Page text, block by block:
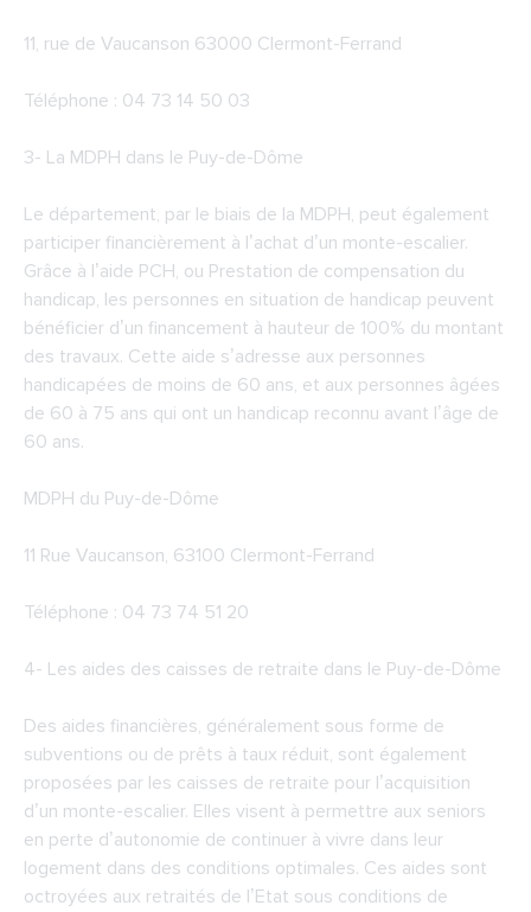
11, rue de Vaucanson 63000 Clermont-Ferrand
Téléphone : 04 73 14 50 03
3- La MDPH dans le Puy-de-Dôme
Le département, par le biais de la MDPH, peut également
participer financièrement à l’achat d’un monte-escalier.
Grâce à l’aide PCH, ou Prestation de compensation du
handicap, les personnes en situation de handicap peuvent
bénéficier d’un financement à hauteur de 100% du montant
des travaux. Cette aide s’adresse aux personnes
handicapées de moins de 60 ans, et aux personnes âgées
de 60 à 75 ans qui ont un handicap reconnu avant l’âge de
60 ans.
MDPH du Puy-de-Dôme
11 Rue Vaucanson, 63100 Clermont-Ferrand
Téléphone : 04 73 74 51 20
4- Les aides des caisses de retraite dans le Puy-de-Dôme
Des aides financières, généralement sous forme de
subventions ou de prêts à taux réduit, sont également
proposées par les caisses de retraite pour l’acquisition
d’un monte-escalier. Elles visent à permettre aux seniors
en perte d’autonomie de continuer à vivre dans leur
logement dans des conditions optimales. Ces aides sont
octroyées aux retraités de l’Etat sous conditions de